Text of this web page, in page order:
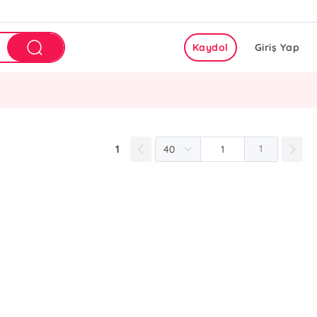
Giriş Yap
Kaydol
1 1